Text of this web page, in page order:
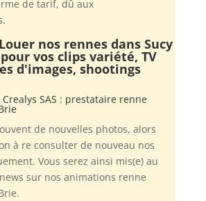
de tarif, dû aux
Louer nos rennes dans Sucy
vos clips variété, TV
d'images, shootings
Crealys SAS : prestataire renne
de nouvelles photos, alors
à re consulter de nouveau nos
Vous serez ainsi mis(e) au
sur nos animations renne